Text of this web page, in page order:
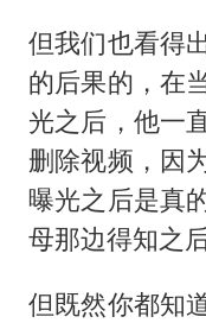
但我们也看得
的后果的，在
光之后，他一
删除视频，因
曝光之后是真
母那边得知之
但既然你都知